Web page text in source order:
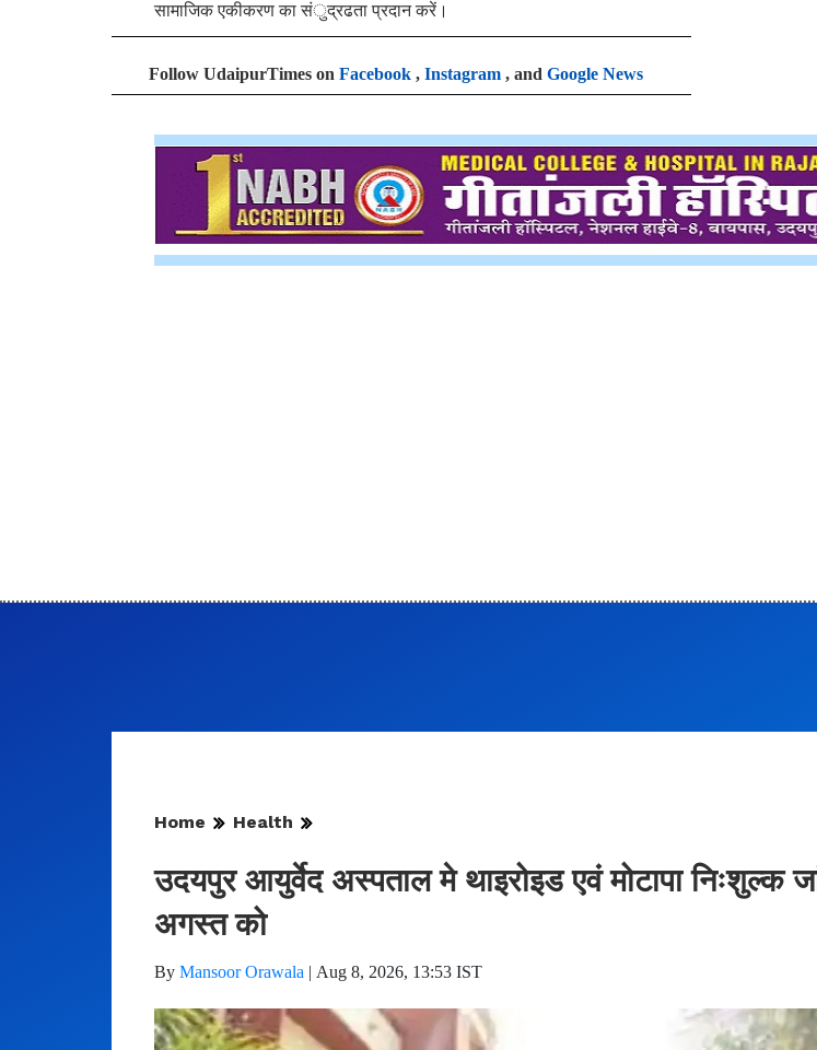
सामाजिक एकीकरण का संुद्रढता प्रदान करें।
Follow UdaipurTimes on Facebook , Instagram , and Google News
Home Health
उदयपुर आयुर्वेद अस्पताल मे थाइरोइड एवं मोटापा निःशुल्क
अगस्त को
By Mansoor Orawala | Aug 8, 2026, 13:53 IST